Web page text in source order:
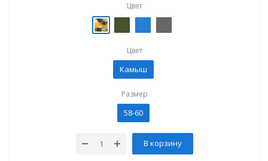
Цвет
Цвет
Камыш
Размер
58-60
В корзину